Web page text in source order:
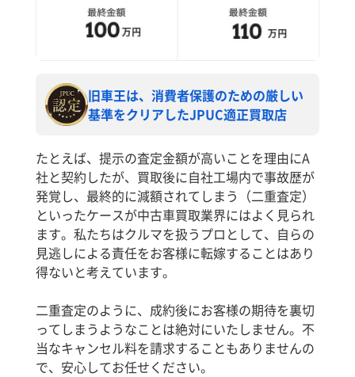
旧車王は、消費者保護のための厳しい
基準をクリアしたJPUC適正買取店
たとえば、提示の査定金額が高いことを理由にA
社と契約したが、買取後に自社工場内で事故歴が
発覚し、最終的に減額されてしまう（二重査定）
といったケースが中古車買取業界にはよく見られ
ます。私たちはクルマを扱うプロとして、自らの
見逃しによる責任をお客様に転嫁することはあり
得ないと考えています。
二重査定のように、成約後にお客様の期待を裏切
ってしまうようなことは絶対にいたしません。不
当なキャンセル料を請求することもありませんの
で、安心してお任せください。